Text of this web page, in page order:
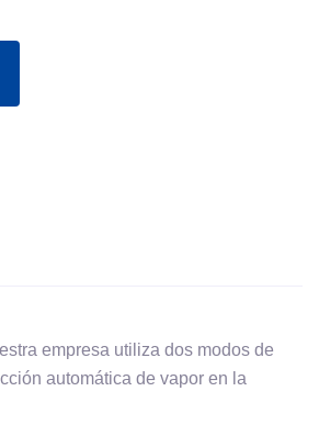
empresa utiliza dos modos de
automática de vapor en la